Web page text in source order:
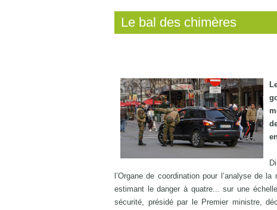
Le bal des chimères
l’Organe de coordination pour l’analyse de
estimant le danger à quatre... sur une
sécurité, présidé par le Premier ministre,